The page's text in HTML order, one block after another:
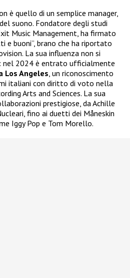
è quello di un semplice manager,
suono. Fondatore degli studi
Music Management, ha firmato
e buoni”, brano che ha riportato
La sua influenza non si
nel 2024 è entrato ufficialmente
Los Angeles , un riconoscimento
italiani con diritto di voto nella
Arts and Sciences. La sua
prestigiose, da Achille
fino ai duetti dei Måneskin
Iggy Pop e Tom Morello.